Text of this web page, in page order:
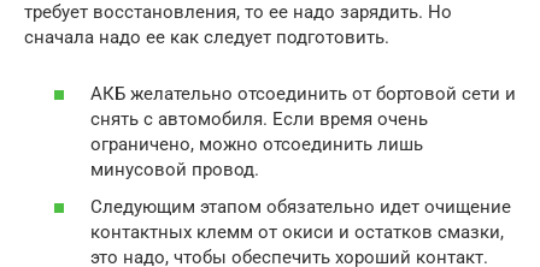
требует восстановления, то ее надо зарядить. Но
сначала надо ее как следует подготовить.
АКБ желательно отсоединить от бортовой сети и
снять с автомобиля. Если время очень
ограничено, можно отсоединить лишь
минусовой провод.
Следующим этапом обязательно идет очищение
контактных клемм от окиси и остатков смазки,
это надо, чтобы обеспечить хороший контакт.